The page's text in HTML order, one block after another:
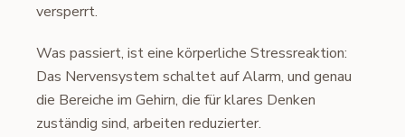
versperrt.
Was passiert, ist eine körperliche Stressreaktion:
Das Nervensystem schaltet auf Alarm, und genau
die Bereiche im Gehirn, die für klares Denken
zuständig sind, arbeiten reduzierter.